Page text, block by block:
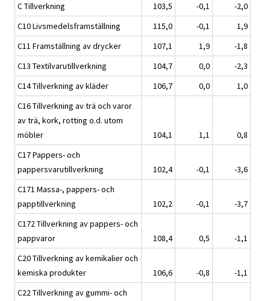
C Tillverkning
103,5 -0,1
-2,0
C10 Livsmedelsframställning
115,0 -0,1
1,9
C11 Framställning av drycker
107,1 1,9
-1,8
C13 Textilvarutillverkning
104,7 0,0
-2,3
C14 Tillverkning av kläder
106,7 0,0
1,0
C16 Tillverkning av trä och varor
av trä, kork, rotting o.d. utom
möbler
104,1 1,1
0,8
C17 Pappers- och
pappersvarutillverkning
102,4 -0,1
-3,6
C171 Massa-, pappers- och
papptillverkning
102,2 -0,1
-3,7
C172 Tillverkning av pappers- och
pappvaror
108,4 0,5
-1,1
C20 Tillverkning av kemikalier och
kemiska produkter
106,6 -0,8
-1,1
C22 Tillverkning av gummi- och